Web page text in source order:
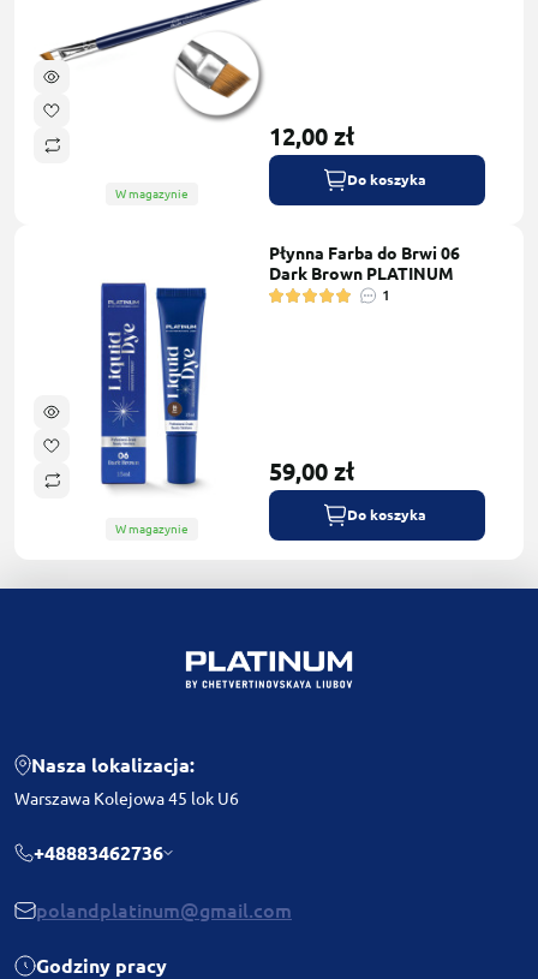
W magazynie
12,00 zł
Do koszyka
W magazynie
Płynna Farba do Brwi 06
Dark Brown PLATINUM
1
59,00 zł
Do koszyka
Nasza lokalizacja:
Warszawa Kolejowa 45 lok U6
+48883462736
polandplatinum@gmail.com
Godziny pracy